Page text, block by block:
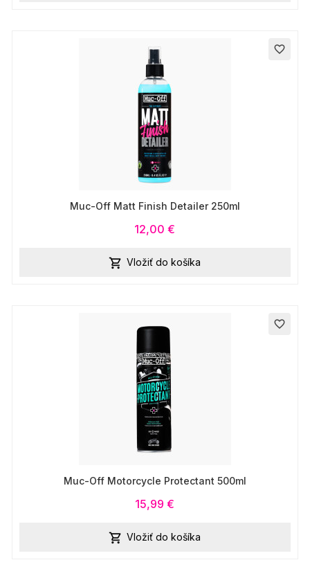
favorite_border
Muc-Off Matt Finish Detailer 250ml
12,00 €
 Vložiť do košíka
favorite_border
Muc-Off Motorcycle Protectant 500ml
15,99 €
 Vložiť do košíka